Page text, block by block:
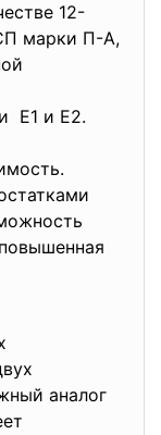
12-
марки П-А,
Е1 и Е2.
аналог